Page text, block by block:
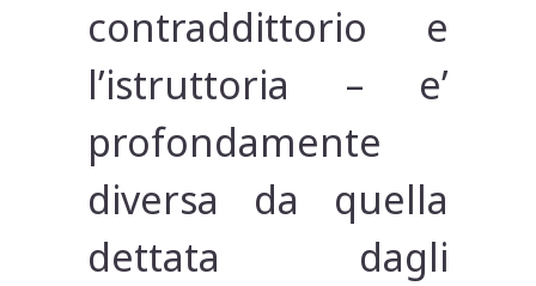
contraddittorio e
l’istruttoria – e’
profondamente
diversa da quella
dettata dagli